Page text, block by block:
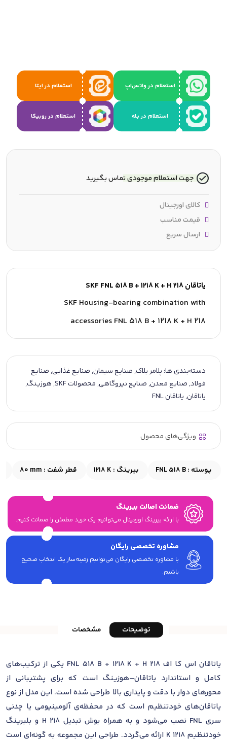
استعلام در واتس‌اپ استعلام در ایتا
استعلام در بله استعلام در روبیکا
یاتاقان SKF FNL 518 B + 1218 K + H 218
SKF Housing-bearing combination with
accessories FNL 518 B + 1218 K + H 218
دسته‌بندی ها: پلامر بلاک,صنایع سیمان,صنایع غذایی,صنایع
فولاد,صنایع معدن,صنایع نیروگاهی,محصولات SKF ,هوزینگ,
یاتاقان,یاتاقان FNL
ویژگی‌های محصول
پوسته :FNL 518 B بیرینگ : 1218 K قطر شفت : 80 mm
ضمانت اصالت بیرینگ
با ارائه بیرینگ اورجینال می‎‌توانیم یک خرید مطمئن را ضمانت کنیم.
مشاوره تخصصی رایگان
با مشاوره تخصصی رایگان می‌توانیم زمینه‌ساز یک انتخاب صحیح
باشیم.
جهت استعلام موجودی تماس بگیرید
کالای اورجینال
قیمت مناسب
ارسال سریع
توضیحات مشخصات
یاتاقان اس کا اف FNL 518 B + 1218 K + H 218 یکی از ترکیب‌های
کامل و استاندارد یاتاقان‌–هوزینگ است که برای پشتیبانی از
محورهای دوار با دقت و پایداری بالا طراحی شده است. این مدل از نوع
یاتاقان‌های خودتنظیم است که در محفظه‌ی آلومینیومی یا چدنی
سری FNL نصب می‌شود و به همراه بوش تبدیل H 218 و بلبرینگ
خودتنظیم 1218 K ارائه می‌گردد. طراحی این مجموعه به گونه‌ای است